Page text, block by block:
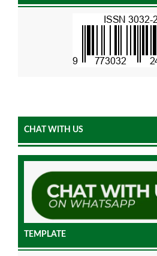
CHAT WITH US
TEMPLATE